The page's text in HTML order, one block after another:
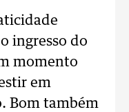
ingresso do
momento
em
Bom também